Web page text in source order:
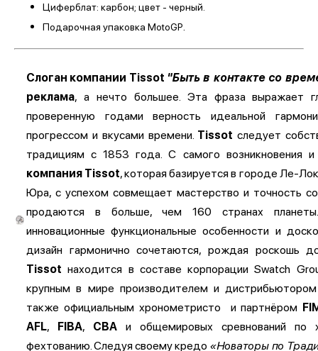
Циферблат: карбон; цвет - черный.
Подарочная упаковка MotoGP
Слоган компании Tissot "Быть в контакте со
реклама, а нечто большее. Эта фраза выражает
проверенную годами верность идеальной
прогрессом и вкусами времени. Tissotследует
традициям с 1853 года. С самого возникновения
компания Tissot, которая базируется в городе Ле-
Юра, с успехом совмещает мастерство и точность
продаются в больше, чем 160 странах
инновационные функциональные особенности и
дизайн гармонично сочетаются, рождая роскошь
Tissot находится в составе корпорации Swatch
крупным в мире производителем и
также официальным хронометристо и партнёром
AFL, FIBA, CBA и общемировых сревнований по
фехтованию. Следуя своему кредо «Новаторы по